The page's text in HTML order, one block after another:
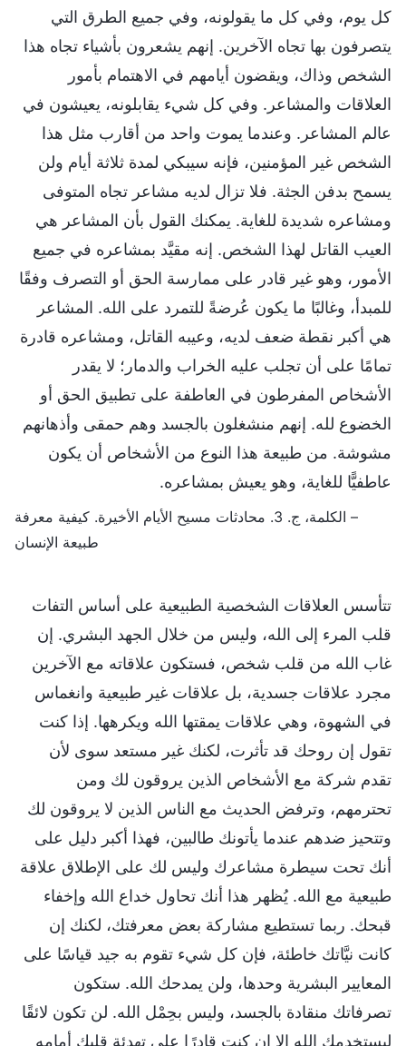
كل يوم، وفي كل ما يقولونه، وفي جميع الطرق التي
يتصرفون بها تجاه الآخرين. إنهم يشعرون بأشياء تجاه هذا
الشخص وذاك، ويقضون أيامهم في الاهتمام بأمور
العلاقات والمشاعر. وفي كل شيء يقابلونه، يعيشون في
عالم المشاعر. وعندما يموت واحد من أقارب مثل هذا
الشخص غير المؤمنين، فإنه سيبكي لمدة ثلاثة أيام ولن
يسمح بدفن الجثة. فلا تزال لديه مشاعر تجاه المتوفى
ومشاعره شديدة للغاية. يمكنك القول بأن المشاعر هي
العيب القاتل لهذا الشخص. إنه مقيَّد بمشاعره في جميع
الأمور، وهو غير قادر على ممارسة الحق أو التصرف وفقًا
للمبدأ، وغالبًا ما يكون عُرضةً للتمرد على الله. المشاعر
هي أكبر نقطة ضعف لديه، وعيبه القاتل، ومشاعره قادرة
تمامًا على أن تجلب عليه الخراب والدمار؛ لا يقدر
الأشخاص المفرطون في العاطفة على تطبيق الحق أو
الخضوع لله. إنهم منشغلون بالجسد وهم حمقى وأذهانهم
مشوشة. من طبيعة هذا النوع من الأشخاص أن يكون
عاطفيًّا للغاية، وهو يعيش بمشاعره.
– الكلمة، ج. 3. محادثات مسيح الأيام الأخيرة. كيفية معرفة
طبيعة الإنسان
تتأسس العلاقات الشخصية الطبيعية على أساس التفات
قلب المرء إلى الله، وليس من خلال الجهد البشري. إن
غاب الله من قلب شخص، فستكون علاقاته مع الآخرين
مجرد علاقات جسدية، بل علاقات غير طبيعية وانغماس
في الشهوة، وهي علاقات يمقتها الله ويكرهها. إذا كنت
تقول إن روحك قد تأثرت، لكنك غير مستعد سوى لأن
تقدم شركة مع الأشخاص الذين يروقون لك ومن
تحترمهم، وترفض الحديث مع الناس الذين لا يروقون لك
وتتحيز ضدهم عندما يأتونك طالبين، فهذا أكبر دليل على
أنك تحت سيطرة مشاعرك وليس لك على الإطلاق علاقة
طبيعية مع الله. يُظهر هذا أنك تحاول خداع الله وإخفاء
قبحك. ربما تستطيع مشاركة بعض معرفتك، لكنك إن
كانت نيَّاتك خاطئة، فإن كل شيء تقوم به جيد قياسًا على
المعايير البشرية وحدها، ولن يمدحك الله. ستكون
تصرفاتك منقادة بالجسد، وليس بحِمْل الله. لن تكون لائقًا
ليستخدمك الله إلا إن كنت قادرًا على تهدئة قلبك أمامه